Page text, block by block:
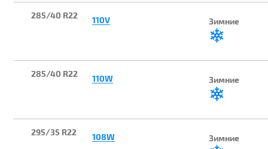
285/40 R22 110V Зимние
285/40 R22 110W Зимние
295/35 R22 108W Зимние